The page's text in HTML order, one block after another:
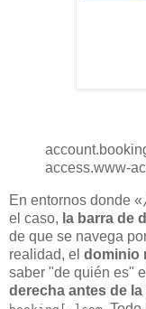
access.www-
En entornos donde
el caso, la barra de
de que se navega
realidad, el dominio
saber "de quién es"
derecha antes de